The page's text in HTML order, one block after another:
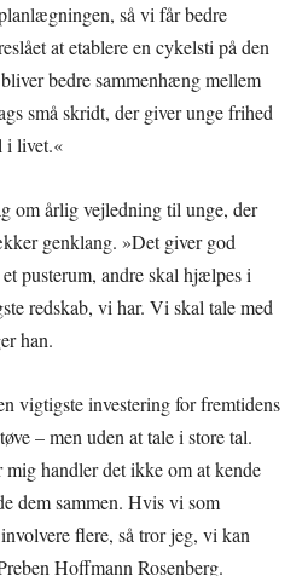
så vi får bedre
at etablere en cykelsti på den
bedre sammenhæng mellem
små skridt, der giver unge frihed
i livet.«
om årlig vejledning til unge, der
genklang. »Det giver god
pusterum, andre skal hjælpes i
redskab, vi har. Vi skal tale med
han.
vigtigste investering for fremtidens
– men uden at tale i store tal.
handler det ikke om at kende
dem sammen. Hvis vi som
flere, så tror jeg, vi kan
Hoffmann Rosenberg.